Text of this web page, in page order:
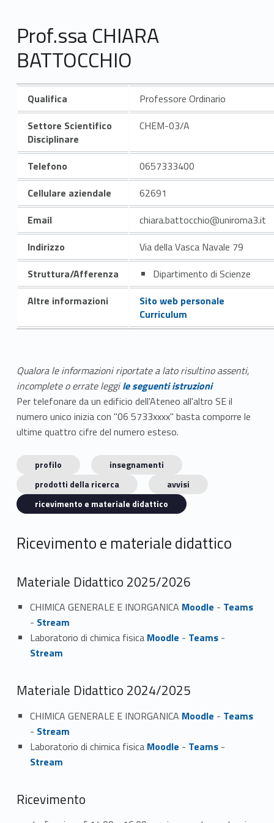
Prof.ssa CHIARA
BATTOCCHIO
Qualifica
Professore Ordinario
Settore Scientifico
Disciplinare
CHEM-03/A
Telefono
0657333400
Cellulare aziendale
62691
Email
chiara.battocchio@uniroma3.it
Indirizzo
Via della Vasca Navale 79
Struttura/Afferenza
Dipartimento di Scienze
Altre informazioni
Sito web personale
Curriculum
Qualora le informazioni riportate a lato risultino assenti,
incomplete o errate leggile seguenti istruzioni
Per telefonare da un edificio dell'Ateneo all'altro SE il
numero unico inizia con "06 5733xxxx" basta comporre le
ultime quattro cifre del numero esteso.
profilo
insegnamenti
prodotti della ricerca
avvisi
ricevimento e materiale didattico
Ricevimento e materiale didattico
Materiale Didattico 2025/2026
CHIMICA GENERALE E INORGANICA Moodle - Teams
- Stream
Laboratorio di chimica fisica Moodle - Teams-
Stream
Materiale Didattico 2024/2025
CHIMICA GENERALE E INORGANICA Moodle - Teams
- Stream
Laboratorio di chimica fisica Moodle - Teams-
Stream
Ricevimento